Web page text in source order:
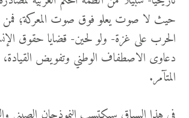
حيث لا صوت يعلو فوق صوت المعركة؛ فمن
الحرب على غزة- ولو لحين- قضايا حقوق
دعاوى الاصطفاف الوطني وتفويض
المتآمر.